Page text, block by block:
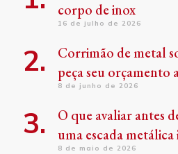
corpo de inox
16 de julho de 2026
Corrimão de metal
peça seu orçamento
8 de junho de 2026
O que avaliar antes
uma escada
8 de maio de 2026